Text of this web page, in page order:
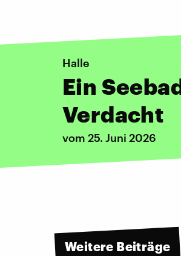
Halle
Ein
Verdacht
vom 25. Juni 2026
Weitere Beiträge